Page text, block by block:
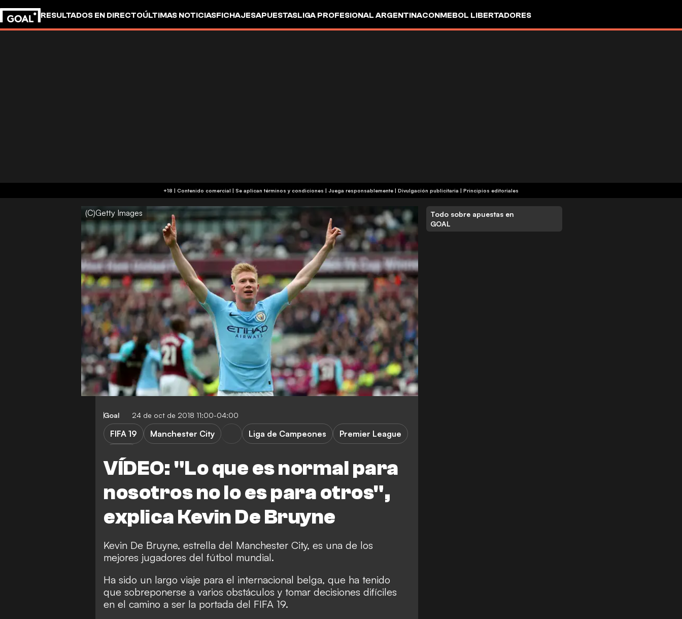
RESULTADOS EN DIRECTOÚLTIMAS NOTICIASFICHAJESAPUESTASLIGA PROFESIONAL ARGENTINACONMEBOL LIBERTADORES
+18 | Contenido comercial | Se aplican términos y condiciones | Juega responsablemente | Divulgación publicitaria | Principios editoriales
(C)Getty Images
Goal 24 de oct de 2018 11:00-04:00
VÍDEO: "Lo que es normal para
nosotros no lo es para otros",
explica Kevin De Bruyne
FIFA 19 Manchester City Liga de Campeones
Premier League
Kevin De Bruyne, estrella del Manchester City, es una de los
mejores jugadores del fútbol mundial.
Ha sido un largo viaje para el internacional belga, que ha tenido
que sobreponerse a varios obstáculos y tomar decisiones difíciles
en el camino a ser la portada del FIFA 19.
Todo sobre apuestas en
GOAL